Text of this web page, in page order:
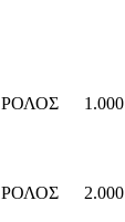
ΡΟΛΟΣ 1.000
ΡΟΛΟΣ 2.000